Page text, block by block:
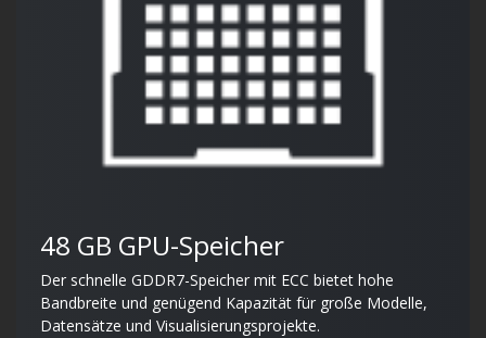
48 GB GPU-Speicher
Der schnelle GDDR7-Speicher mit ECC bietet hohe
Bandbreite und genügend Kapazität für große Modelle,
Datensätze und Visualisierungsprojekte.